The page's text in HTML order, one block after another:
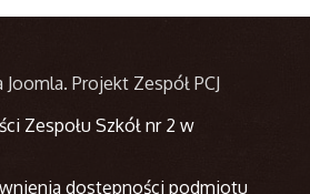
Joomla. Projekt Zespół PCJ
Zespołu Szkół nr 2 w
dostępności podmiotu